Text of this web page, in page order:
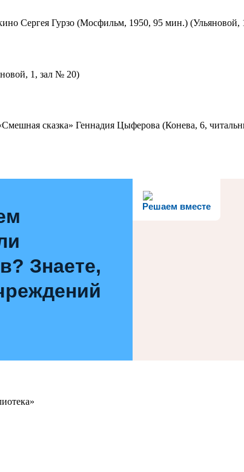
Сергея Гурзо (Мосфильм, 1950, 95 мин.) (Ульяновой,
1, зал № 20)
сказка» Геннадия Цыферова (Конева, 6,
Решаем вместе
Знаете,